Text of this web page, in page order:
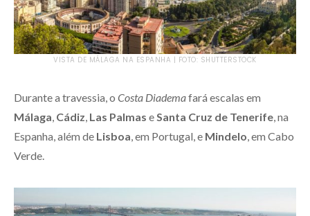
VISTA DE MÁLAGA NA ESPANHA | FOTO: SHUTTERSTOCK
Durante a travessia, o Costa Diademafará escalas em
Málaga, Cádiz, Las Palmas eSanta Cruz de Tenerife, na
Espanha, além de Lisboa, em Portugal, e Mindelo, em Cabo
Verde.